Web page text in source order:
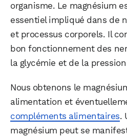
organisme. Le magnésium
essentiel impliqué dans de
et processus corporels. Il
bon fonctionnement des
la glycémie et de la
Nous obtenons le
alimentation et
compléments alimentaires.
magnésium peut se